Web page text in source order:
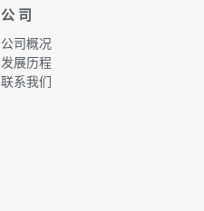
公 司
公司概况
发展历程
联系我们